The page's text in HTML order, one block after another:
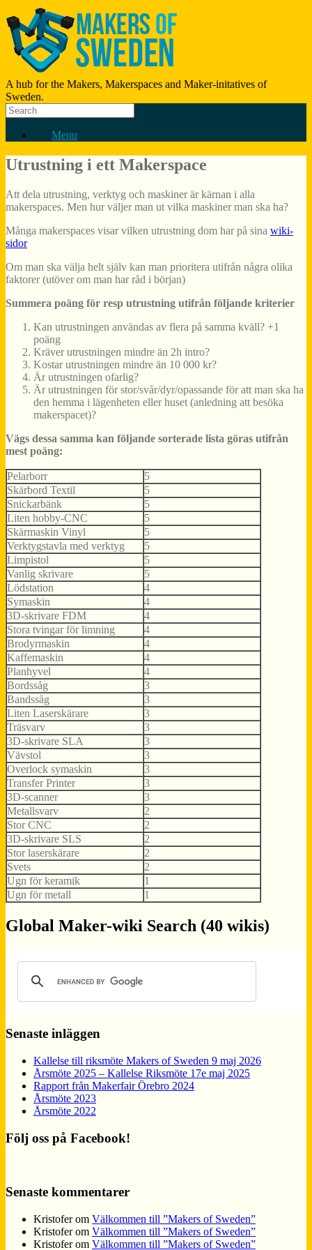
A hub for the Makers, Makerspaces and Maker-initatives of
Sweden.
Menu
Utrustning i ett Makerspace
Att dela utrustning, verktyg och maskiner är kärnan i alla
makerspaces. Men hur väljer man ut vilka maskiner man ska ha?
Många makerspaces visar vilken utrustning dom har på sina wiki-
sidor
Om man ska välja helt själv kan man prioritera utifrån några olika
faktorer (utöver om man har råd i början)
Summera poäng för resp utrustning utifrån följande kriterier
Kan utrustningen användas av flera på samma kväll? +1
poäng
Kräver utrustningen mindre än 2h intro?
Kostar utrustningen mindre än 10 000 kr?
Är utrustningen ofarlig?
Är utrustningen för stor/svår/dyr/opassande för att man ska ha
den hemma i lägenheten eller huset (anledning att besöka
makerspacet)?
Vägs dessa samma kan följande sorterade lista göras utifrån
mest poäng:
Pelarborr
5
Skärbord Textil
5
Snickarbänk
5
Liten hobby-CNC
5
Skärmaskin Vinyl
5
Verktygstavla med verktyg
5
Limpistol
5
Vanlig skrivare
5
Lödstation
4
Symaskin
4
3D-skrivare FDM
4
Stora tvingar för limning
4
Brodyrmaskin
4
Kaffemaskin
4
Planhyvel
4
Bordssåg
3
Bandssåg
3
Liten Laserskärare
3
Träsvarv
3
3D-skrivare SLA
3
Vävstol
3
Overlock symaskin
3
Transfer Printer
3
3D-scanner
3
Metallsvarv
2
Stor CNC
2
3D-skrivare SLS
2
Stor laserskärare
2
Svets
2
Ugn för keramik
1
Ugn för metall
1
Global Maker-wiki Search (40 wikis)
Senaste inläggen
Kallelse till riksmöte Makers of Sweden 9 maj 2026
Årsmöte 2025 – Kallelse Riksmöte 17e maj 2025
Rapport från Makerfair Örebro 2024
Årsmöte 2023
Årsmöte 2022
Följ oss på Facebook!
Senaste kommentarer
Kristoferom Välkommen till ”Makers of Sweden”
Kristoferom Välkommen till ”Makers of Sweden”
Kristoferom Välkommen till ”Makers of Sweden”